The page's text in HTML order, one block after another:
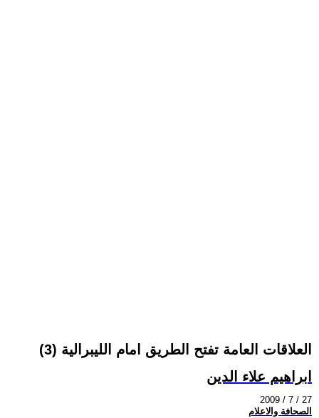
العلاقات العامة تفتح الطريق امام الليبرالية (3)
ابراهيم علاء الدين
2009 / 7 / 27
الصحافة والاعلام